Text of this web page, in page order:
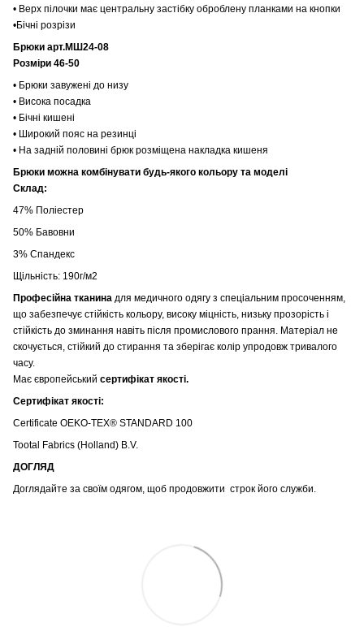
• Верх пілочки має центральну застібку оброблену планками на кнопки
•Бічні розрізи
Брюки арт.МШ24-08
Розміри 46-50
• Брюки завужені до низу
• Висока посадка
• Бічні кишені
• Широкий пояс на резинці
• На задній половині брюк розміщена накладка кишеня
Брюки можна комбінувати будь-якого кольору та моделі
Склад:
47% Поліестер
50% Бавовни
3% Спандекс
Щільність: 190г/м2
Професійна тканина для медичного одягу з спеціальним просоченням,
що забезпечує стійкість кольору, високу міцність, низьку прозорість і
стійкість до зминання навіть після промислового прання. Матеріал не
скочується, стійкий до стирання та зберігає колір упродовж тривалого
часу.
Має європейський сертифікат якості.
Сертифікат якості:
Certificate OEKO-TEX® STANDARD 100
Tootal Fabrics (Holland) B.V.
ДОГЛЯД
Доглядайте за своїм одягом, щоб продовжити строк його служби.